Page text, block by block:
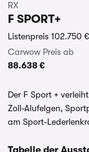
RX
F SPORT+
Listenpreis 102.750 €
Carwow Preis ab
88.638 €
Der F Sport +
Zoll-Alufelgen,
am Sport-